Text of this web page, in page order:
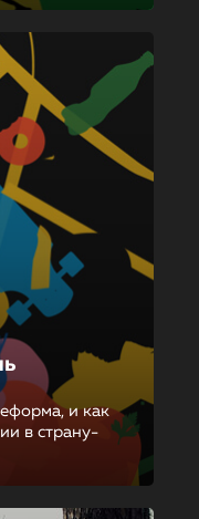
и как
в страну-